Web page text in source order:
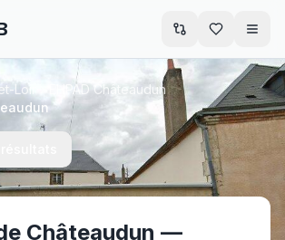
Loir
EHPAD Châteaudun
Châteaudun —